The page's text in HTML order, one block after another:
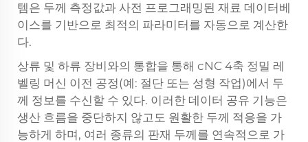
템은 두께 측정값과 사전 프로그래밍된 재료 데이터베
이스를 기반으로 최적의 파라미터를 자동으로 계산한
다.
상류 및 하류 장비와의 통합을 통해 cNC 4축 정밀 레
벨링 머신 이전 공정(예: 절단 또는 성형 작업)에서 두
께 정보를 수신할 수 있다. 이러한 데이터 공유 기능은
생산 흐름을 중단하지 않고도 원활한 두께 적응을 가
능하게 하며, 여러 종류의 판재 두께를 연속적으로 가